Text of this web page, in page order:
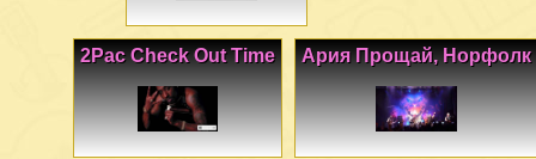
Ария Прощай, Норфолк
2Pac Check Out Time